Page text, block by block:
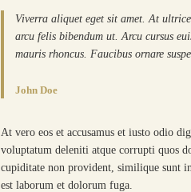
Viverra aliquet eget sit amet. At
arcu felis bibendum ut. Arcu cursus
mauris rhoncus. Faucibus ornare
John Doe
At vero eos et accusamus et iusto odio
voluptatum deleniti atque corrupti quos
cupiditate non provident, similique sunt
est laborum et dolorum fuga.